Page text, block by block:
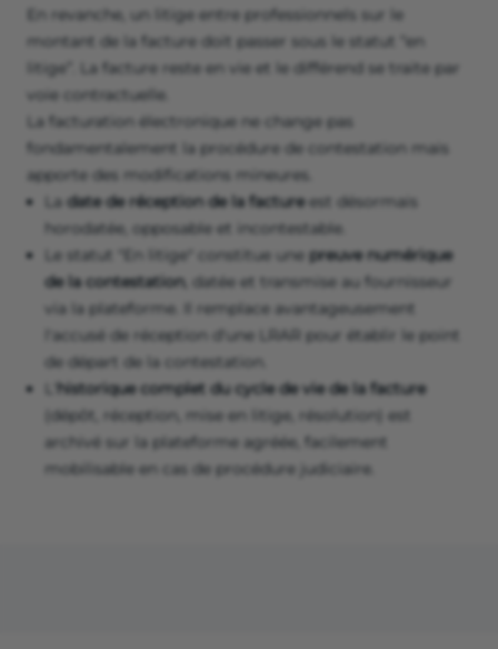
En revanche, un litige entre professionnels sur le
montant de la facture doit passer sous le statut “en
litige”. La facture reste en vie et le différend se traite par
voie contractuelle.
La facturation électronique ne change pas
fondamentalement la procédure de contestation mais
apporte des modifications mineures.
La date de réception de la factureest désormais
horodatée, opposable et incontestable.
Le statut "En litige" constitue une preuve numérique
de la contestation, datée et transmise au fournisseur
via la plateforme. Il remplace avantageusement
l'accusé de réception d'une LRAR pour établir le point
de départ de la contestation.
historique complet du cycle de vie de la facture
(dépôt, réception, mise en litige, résolution) est
archivé sur la plateforme agréée, facilement
mobilisable en cas de procédure judiciaire.